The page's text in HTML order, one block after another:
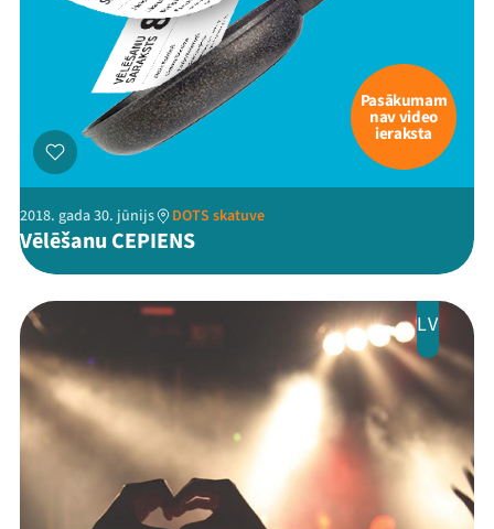
Pasākumam
nav video
ieraksta
2018. gada 30. jūnijs DOTS skatuve
Vēlēšanu CEPIENS
LV